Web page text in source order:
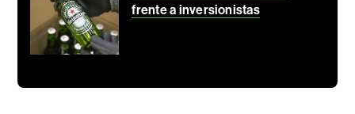
frente a inversionistas